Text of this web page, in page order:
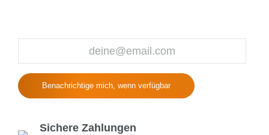
Benachrichtige mich, wenn verfügbar
Sichere Zahlungen